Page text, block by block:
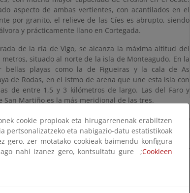
aspecto de ambas vertientes, con acantilados en el
por granito, el relieve de las Cíes es abrupto, siendo
y prácticamente llano en Cortegada.
de la ría de Vigo, se alcanza la máxima altitud del
situado al norte de la isla de Monteagudo. En la
bellas playas como la de Figueiras y la cala de As
de Rodas, en el istmo de arena que une esta isla con
de entre 1,5 y 3 kilómetros de largo. Las del Faro y
Martiño es la más meridional de las tres.
ría de Pontevedra. Su isla de mayor tamaño, de mismo
y una anchura media de 800 metros. Presenta
por pequeños islotes. Su punto culminante alcanza tan
En su cara este, más a resguardo de vientos y
cookie propioak eta hirugarrenenak erabiltzen
pertsonalizatzeko eta nabigazio-datu estatistikoak
gero, zer motatako cookieak baimendu konfigura
nahi izanez gero, kontsultatu gure ;Cookieen